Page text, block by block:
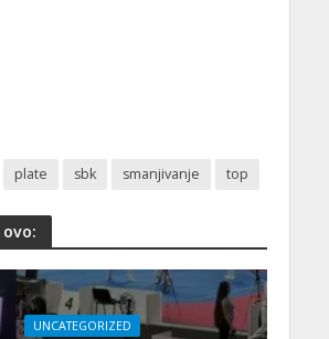
plate sbk smanjivanje top
UNCATEGORIZED